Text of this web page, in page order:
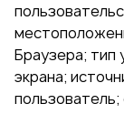
Браузера; тип
экрана;
пользователь;